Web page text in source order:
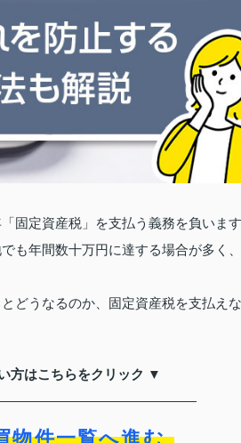
固定資産税」を支払う義務を負います
も年間数十万円に達する場合が多く
どうなるのか、固定資産税を支払え
方はこちらをクリック ▼
物件一覧へ進む